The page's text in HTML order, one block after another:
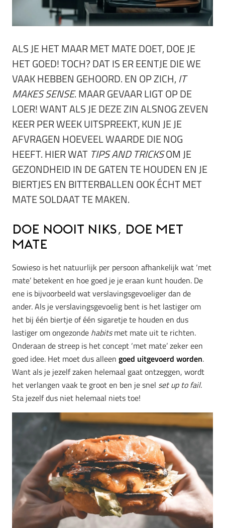
ALS JE HET MAAR MET MATE DOET, DOE JE
HET GOED! TOCH? DAT IS ER EENTJE DIE WE
VAAK HEBBEN GEHOORD. EN OP ZICH,IT
MAKES SENSE. MAAR GEVAAR LIGT OP DE
LOER! WANT ALS JE DEZE ZIN ALSNOG ZEVEN
KEER PER WEEK UITSPREEKT, KUN JE JE
AFVRAGEN HOEVEEL WAARDE DIE NOG
HEEFT. HIER WAT TIPS AND TRICKSOM JE
GEZONDHEID IN DE GATEN TE HOUDEN EN JE
BIERTJES EN BITTERBALLEN OOK ÉCHT MET
MATE SOLDAAT TE MAKEN.
Doe nooit niks, doe met
mate
Sowieso is het natuurlijk per persoon afhankelijk wat ‘met
mate’ betekent en hoe goed je je eraan kunt houden. De
ene is bijvoorbeeld wat verslavingsgevoeliger dan de
ander. Als je verslavingsgevoelig bent is het lastiger om
het bij één biertje of één sigaretje te houden en dus
lastiger om ongezonde habitsmet mate uit te richten.
Onderaan de streep is het concept ‘met mate’ zeker een
goed idee. Het moet dus alleen goed uitgevoerd worden.
Want als je jezelf zaken helemaal gaat ontzeggen, wordt
het verlangen vaak te groot en ben je snel set up to fail.
Sta jezelf dus niet helemaal niets toe!